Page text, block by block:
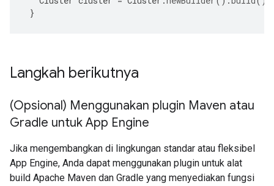
}
Langkah berikutnya
(Opsional) Menggunakan plugin Maven atau
Gradle untuk App Engine
Jika mengembangkan di lingkungan standar atau fleksibel
App Engine, Anda dapat menggunakan plugin untuk alat
build Apache Maven dan Gradle yang menyediakan fungsi